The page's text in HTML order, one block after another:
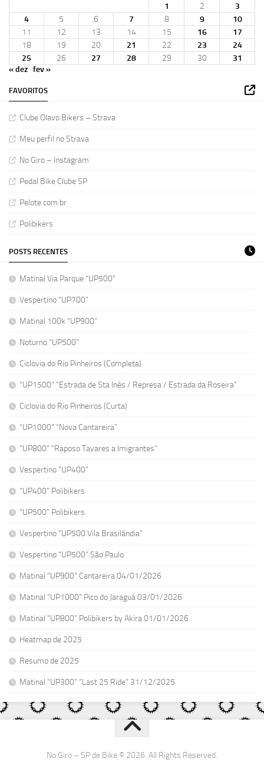
1
2
3
4
5 6 7 8 9
10
11
12 13 14 15 16
17
18
19 20 21 22 23
24
25
26 27 28 29 30
31
« dez fev »
FAVORITOS
Clube Olavo Bikers – Strava
Meu perfil no Strava
No Giro – Instagram
Pedal Bike Clube SP
Pelote.com.br
Polibikers
POSTS RECENTES
Matinal Via Parque “UP500”
Vespertino “UP700”
Matinal 100k “UP900”
Noturno “UP500”
Ciclovia do Rio Pinheiros (Completa)
“UP1500” “Estrada de Sta Inês / Represa / Estrada da Roseira”
Ciclovia do Rio Pinheiros (Curta)
“UP1000” “Nova Cantareira”
“UP800” “Raposo Tavares a Imigrantes”
Vespertino “UP400”
“UP400” Polibikers
“UP500” Polibikers
Vespertino “UP500 Vila Brasilândia”
Vespertino “UP500” São Paulo
Matinal “UP900” Cantareira 04/01/2026
Matinal “UP1000” Pico do Jaraguá 03/01/2026
Matinal “UP800” Polibikers by Akira 01/01/2026
Heatmap de 2025
Resumo de 2025
Matinal “UP300” “Last 25 Ride” 31/12/2025
No Giro – SP de Bike © 2026. All Rights Reserved.